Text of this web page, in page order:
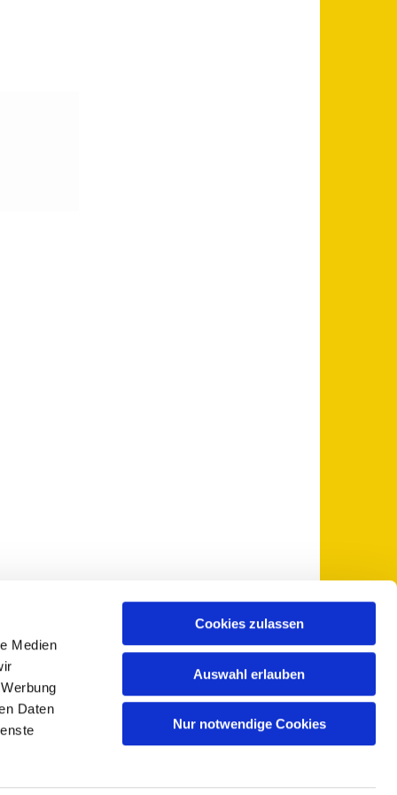
Medien
Daten
Cookies zulassen
Auswahl erlauben
Nur notwendige Cookies
0 pfarramt@sankt-otto.de